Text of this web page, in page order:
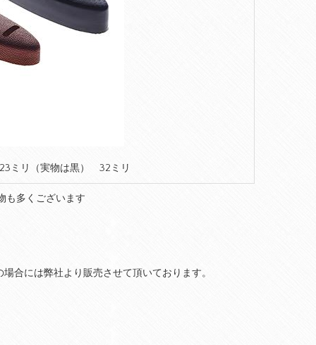
ミリ（実物は黒） 32ミリ
も多くございます
合には弊社より販売させて頂いております。